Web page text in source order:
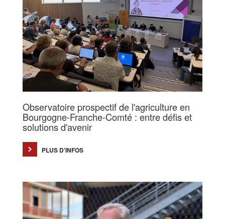
Observatoire prospectif de l'agriculture en
Bourgogne-Franche-Comté : entre défis et
solutions d'avenir
PLUS D'INFOS